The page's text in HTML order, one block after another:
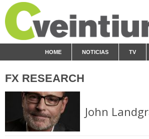
HOME NOTICIAS TV
FX RESEARCH
John